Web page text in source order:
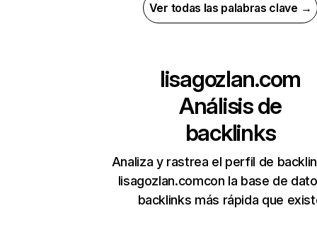
Ver todas las palabras clave →
lisagozlan.com
Análisis de
backlinks
Analiza y rastrea el perfil de
lisagozlan.comcon la base de
backlinks más rápida que